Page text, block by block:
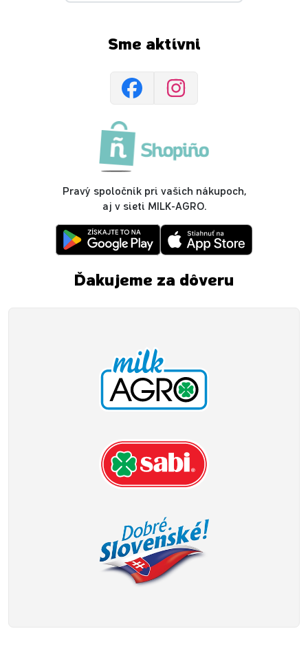
Sme aktívni
Pravý spoločník pri vašich nákupoch,
aj v sieti MILK-AGRO.
Ďakujeme za dôveru